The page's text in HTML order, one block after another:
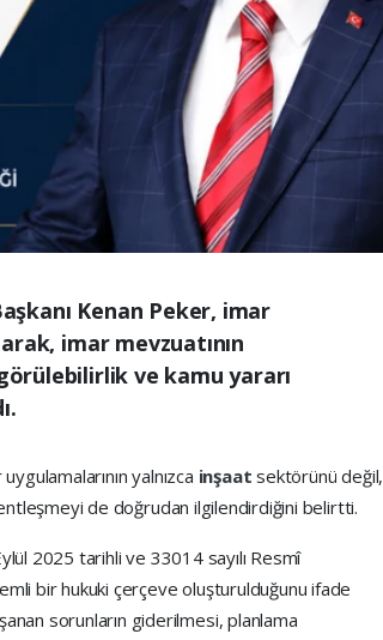
Kenan Peker, imar
imar mevzuatının
ve kamu yararı
yalnızca inşaatsektörünü değil,
de doğrudan ilgilendirdiğini belirtti.
2025 tarihli ve 33014 sayılı Resmî
bir hukuki çerçeve oluşturulduğunu ifade
sorunların giderilmesi, planlama